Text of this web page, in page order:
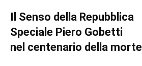
Il Senso della Repubblica
Speciale Piero Gobetti
nel centenario della morte